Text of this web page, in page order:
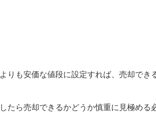
も安価な値段に設定すれば、売却でき
ら売却できるかどうか慎重に見極める